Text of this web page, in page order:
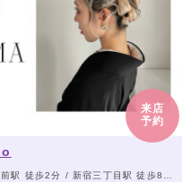
来店
予約
/ 新宿三丁目駅 徒歩8分 / JR新宿駅 南口・東南口 徒歩14分